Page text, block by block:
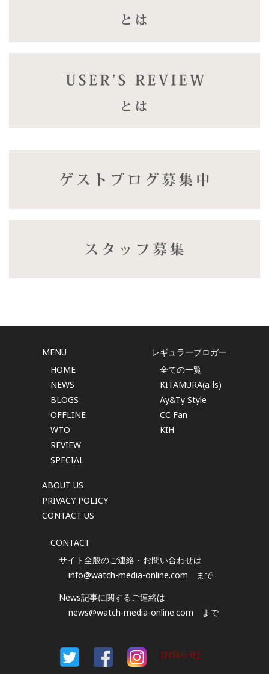
MENU
HOME
NEWS
BLOGS
OFFLINE
WTO
REVIEW
SPECIAL
ABOUT US
PRIVACY POLICY
CONTACT US
レギュラーブロガー
全ての一覧
KITAMURA(a-ls)
Ay&Ty Style
CC Fan
KIH
CONTACT
サイト全般のご連絡・お問い合わせは
info@watch-media-online.com まで
News記事に関するご連絡は
news@watch-media-online.com まで
[お知らせ]